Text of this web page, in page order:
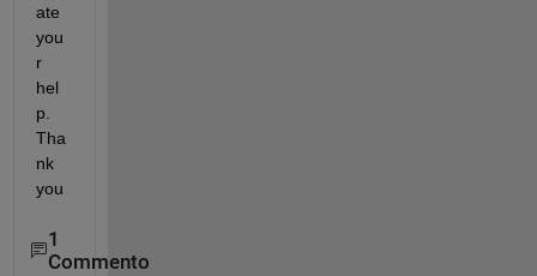
ate
you
r
hel
p.
Tha
nk
you
1
Commento